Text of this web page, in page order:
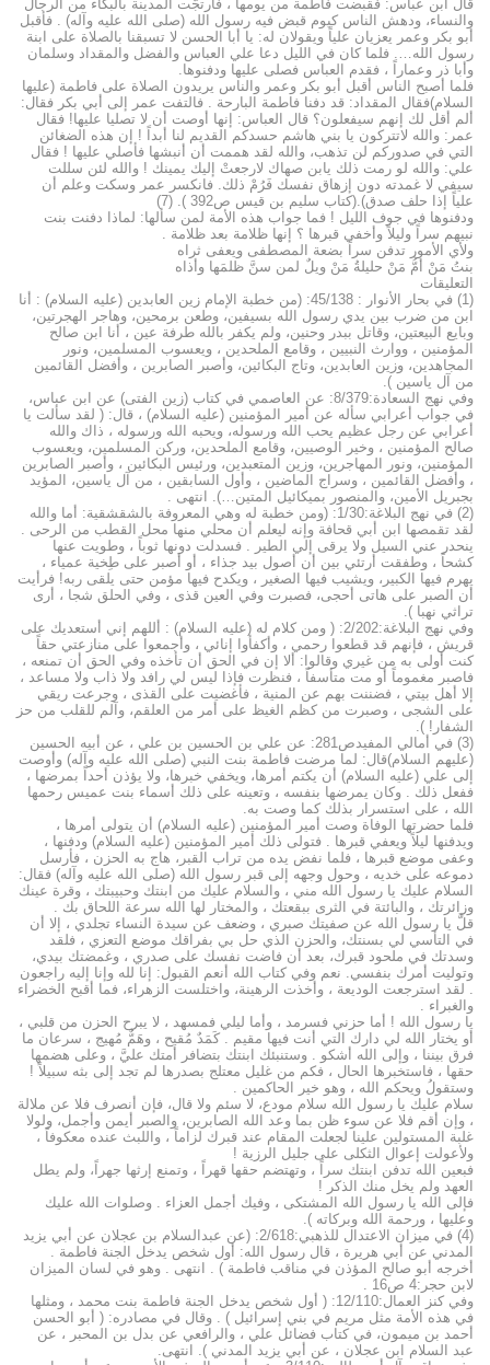
قال ابن عباس: فقبضت فاطمة من يومها ، فارتجَّت المدينة بالبكاء من الرجال
والنساء، ودهش الناس كيوم قبض فيه رسول الله (صلى الله عليه وآله) . فأقبل
أبو بكر وعمر يعزيان علياً ويقولان له: يا أبا الحسن لا تسبقنا بالصلاة على ابنة
رسول الله…. فلما كان في الليل دعا علي العباس والفضل والمقداد وسلمان
وأبا ذر وعماراً ، فقدم العباس فصلى عليها ودفنوها.
فلما أصبح الناس أقبل أبو بكر وعمر والناس يريدون الصلاة على فاطمة (عليها
السلام)فقال المقداد: قد دفنا فاطمة البارحة . فالتفت عمر إلى أبي بكر فقال:
ألم أقل لك إنهم سيفعلون؟ قال العباس: إنها أوصت أن لا تصليا عليها! فقال
عمر: والله لاتتركون يا بني هاشم حسدكم القديم لنا أبداً ! إن هذه الضغائن
التي في صدوركم لن تذهب، والله لقد هممت أن أنبشها فأصلي عليها ! فقال
علي: والله لو رمت ذلك يابن صهاك لارجعتْ إليك يمينك ! والله لئن سللت
سيفي لا غمدته دون إزهاق نفسك فَرُمْ ذلك. فانكسر عمر وسكت وعلم أن
علياً إذا حلف صدق).(كتاب سليم بن قيس ص392 ). (7)
ودفنوها في جوف الليل ! فما جواب هذه الأمة لمن سألها: لماذا دفنت بنت
نبيهم سراً وليلاً وأخفي قبرها ؟ إنها ظلامة بعد ظلامة .
ولأي الأمور تدفن سراً بضعة المصطفى ويعفى ثراه
بنتُ مَنْ أمُّ مَنْ حليلةُ مَنْ ويلٌ لمن سنَّ ظلمَها وأذاه
التعليقات
(1) في بحار الأنوار : 45/138: (من خطبة الإمام زين العابدين (عليه السلام) : أنا
ابن من ضرب بين يدي رسول الله بسيفين، وطعن برمحين، وهاجر الهجرتين،
وبايع البيعتين، وقاتل ببدر وحنين، ولم يكفر بالله طرفة عين ، أنا ابن صالح
المؤمنين ، ووارث النبيين ، وقامع الملحدين ، ويعسوب المسلمين، ونور
المجاهدين، وزين العابدين، وتاج البكائين، وأصبر الصابرين ، وأفضل القائمين
من آل ياسين ).
وفي نهج السعادة:8/379: عن العاصمي في كتاب (زين الفتى) عن ابن عباس،
في جواب أعرابي سأله عن أمير المؤمنين (عليه السلام) ، قال: ( لقد سألت يا
أعرابي عن رجل عظيم يحب الله ورسوله، ويحبه الله ورسوله ، ذاك والله
صالح المؤمنين ، وخير الوصيين، وقامع الملحدين، وركن المسلمين، ويعسوب
المؤمنين، ونور المهاجرين، وزين المتعبدين، ورئيس البكائين ، وأصبر الصابرين
، وأفضل القائمين ، وسراج الماضين ، وأول السابقين ، من آل ياسين، المؤيد
بجبريل الأمين، والمنصور بميكائيل المتين…). انتهى .
(2) في نهج البلاغة:1/30: (ومن خطبة له وهي المعروفة بالشقشقية: أما والله
لقد تقمصها ابن أبي قحافة وإنه ليعلم أن محلي منها محل القطب من الرحى .
ينحدر عني السيل ولا يرقى إلي الطير . فسدلت دونها ثوباً ، وطويت عنها
كشحاً ، وطفقت أرتئي بين أن أصول بيد جذاء ، أو أصبر على طِخية عمياء ،
يهرم فيها الكبير، ويشيب فيها الصغير ، ويكدح فيها مؤمن حتى يلقى ربه! فرأيت
أن الصبر على هاتى أحجى، فصبرت وفي العين قذى ، وفي الحلق شجا ، أرى
تراثي نهبا ).
وفي نهج البلاغة:2/202: ( ومن كلام له (عليه السلام) : أللهم إني أستعديك على
قريش ، فإنهم قد قطعوا رحمي ، وأكفأوا إنائي ، وأجمعوا على منازعتي حقاً
كنت أولى به من غيري وقالوا: ألا إن في الحق أن تأخذه وفي الحق أن تمنعه ،
فاصبر مغموماً أو مت متأسفاً ، فنظرت فإذا ليس لي رافد ولا ذاب ولا مساعد ،
إلا أهل بيتي ، فضننت بهم عن المنية ، فأغضيت على القذى ، وجرعت ريقي
على الشجى ، وصبرت من كظم الغيظ على أمر من العلقم، وآلم للقلب من حز
الشفار! ).
(3) في أمالي المفيدص281: عن علي بن الحسين بن علي ، عن أبيه الحسين
(عليهم السلام)قال: لما مرضت فاطمة بنت النبي (صلى الله عليه وآله) وأوصت
إلى علي (عليه السلام) أن يكتم أمرها، ويخفي خبرها، ولا يؤذن أحداً بمرضها ،
ففعل ذلك . وكان يمرضها بنفسه ، وتعينه على ذلك أسماء بنت عميس رحمها
الله ، على استسرار بذلك كما وصت به.
فلما حضرتها الوفاة وصت أمير المؤمنين (عليه السلام) أن يتولى أمرها ،
ويدفنها ليلاً ويعفي قبرها . فتولى ذلك أمير المؤمنين (عليه السلام) ودفنها ،
وعفى موضع قبرها ، فلما نفض يده من تراب القبر، هاج به الحزن ، فأرسل
دموعه على خديه ، وحول وجهه إلى قبر رسول الله (صلى الله عليه وآله) فقال:
السلام عليك يا رسول الله مني ، والسلام عليك من ابنتك وحبيبتك ، وقرة عينك
وزائرتك ، والبائتة في الثرى ببقعتك ، والمختار لها الله سرعة اللحاق بك .
قلَّ يا رسول الله عن صفيتك صبري ، وضعف عن سيدة النساء تجلدي ، إلا أن
في التأسي لي بسنتك، والحزن الذي حل بي بفراقك موضع التعزي ، فلقد
وسدتك في ملحود قبرك، بعد أن فاضت نفسك على صدري ، وغمضتك بيدي،
وتوليت أمرك بنفسي. نعم وفي كتاب الله أنعم القبول: إنا لله وإنا إليه راجعون
. لقد استرجعت الوديعة ، وأخذت الرهينة، واختلست الزهراء، فما أقبح الخضراء
والغبراء .
يا رسول الله ! أما حزني فسرمد ، وأما ليلي فمسهد ، لا يبرح الحزن من قلبي ،
أو يختار الله لي دارك التي أنت فيها مقيم . كَمَدٌ مُقيح ، وهَمٌّ مُهيج ، سرعان ما
فرق بيننا ، وإلى الله أشكو . وستنبئك ابنتك بتضافر أمتك عليَّ ، وعلى هضمها
حقها ، فاستخبرها الحال ، فكم من غليل معتلج بصدرها لم تجد إلى بثه سبيلاً !
وستقولُ ويحكم الله ، وهو خير الحاكمين .
سلام عليك يا رسول الله سلام مودع، لا سئم ولا قال، فإن أنصرف فلا عن ملالة
، وإن أقم فلا عن سوء ظن بما وعد الله الصابرين، والصبر أيمن وأجمل، ولولا
غلبة المستولين علينا لجعلت المقام عند قبرك لزاماً ، واللبث عنده معكوفاً ،
ولأعولت إعوال الثكلى على جليل الرزية !
فبعين الله تدفن ابنتك سراً ، وتهتضم حقها قهراً ، وتمنع إرثها جهراً، ولم يطل
العهد ولم يخل منك الذكر !
فإلى الله يا رسول الله المشتكى ، وفيك أجمل العزاء . وصلوات الله عليك
وعليها ، ورحمة الله وبركاته ).
(4) في ميزان الاعتدال للذهبي:2/618: (عن عبدالسلام بن عجلان عن أبي يزيد
المدني عن أبي هريرة ، قال رسول الله: أول شخص يدخل الجنة فاطمة .
أخرجه أبو صالح المؤذن في مناقب فاطمة ) . انتهى . وهو في لسان الميزان
لابن حجر:4 ص16 .
وفي كنز العمال:12/110: ( أول شخص يدخل الجنة فاطمة بنت محمد ، ومثلها
في هذه الأمة مثل مريم في بني إسرائيل ) . وقال في مصادره: ( أبو الحسن
أحمد بن ميمون، في كتاب فضائل علي ، والرافعي عن بدل بن المحبر ، عن
عبد السلام ابن عجلان ، عن أبي يزيد المدني ). انتهى.